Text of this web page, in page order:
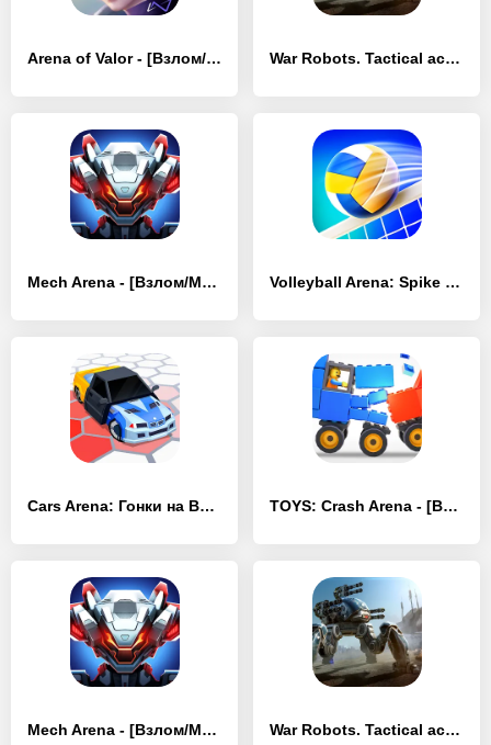
Arena of Valor - [Взлом/МОД Бесконечные деньги] War Robots. Tactical action - [Взлом/МОД Много денег]
Mech Arena - [Взлом/МОД Бесконечные деньги] Volleyball Arena: Spike Hard - [Взлом/МОД Unlocked]
Cars Arena: Гонки на Выбывание - [Взлом/МОД Меню] TOYS: Crash Arena - [Взлом/МОД Меню]
Mech Arena - [Взлом/МОД Бесконечные деньги] War Robots. Tactical action - [Взлом/МОД Бесконечные деньги]